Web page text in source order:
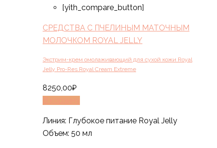
[yith_compare_button]
СРЕДСТВА С ПЧЕЛИНЫМ МАТОЧНЫМ
МОЛОЧКОМ ROYAL JELLY
Экстрим-крем омолаживающий для сухой кожи Royal
Jelly Pro-Res.Royal Cream Extreme
8250,00₽
Линия: Глубокое питание Royal Jelly
Объем: 50 мл